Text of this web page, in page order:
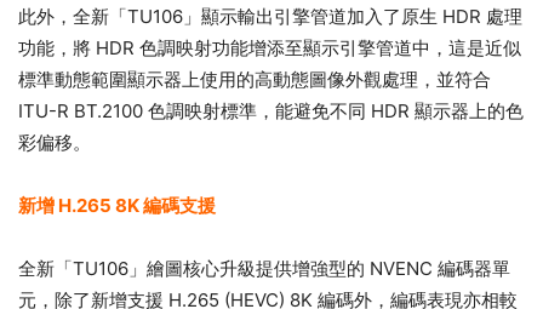
此外，全新「TU106」顯示輸出引擎管道加入了原生 HDR 處理
功能，將 HDR 色調映射功能增添至顯示引擎管道中，這是近似
標準動態範圍顯示器上使用的高動態圖像外觀處理，並符合
ITU-R BT.2100 色調映射標準，能避免不同 HDR 顯示器上的色
彩偏移。
新增 H.265 8K 編碼支援
全新「TU106」繪圖核心升級提供增強型的 NVENC 編碼器單
元，除了新增支援 H.265 (HEVC) 8K 編碼外，編碼表現亦相較